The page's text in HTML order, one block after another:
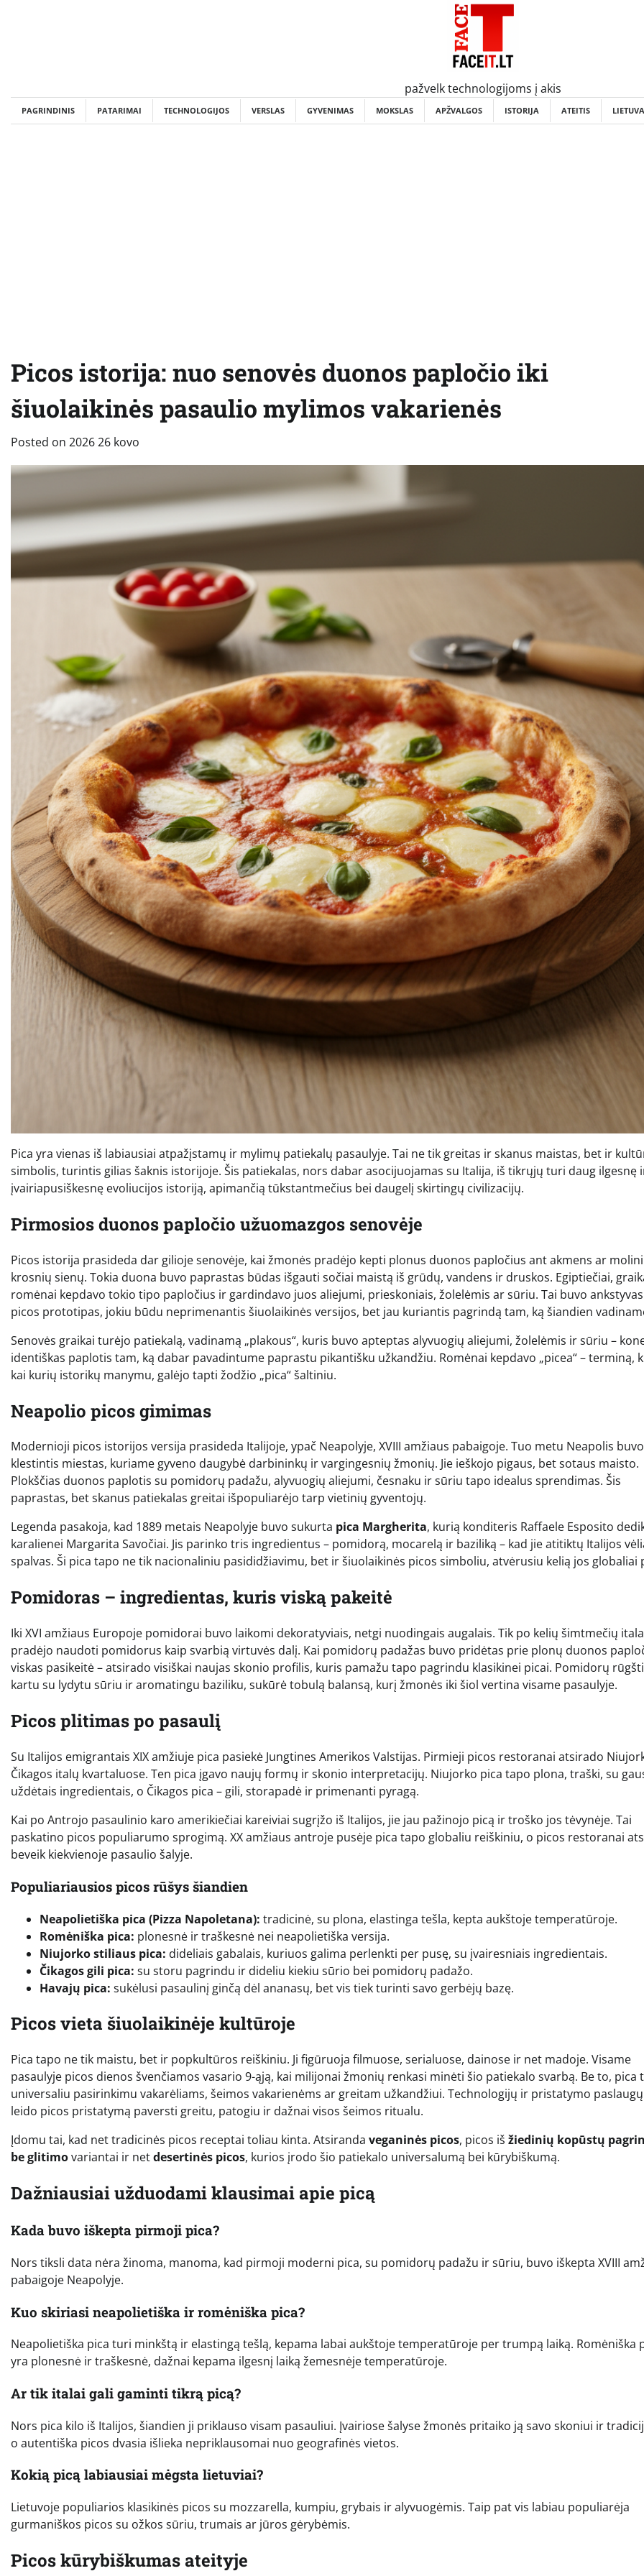
pažvelk technologijoms į akis
PAGRINDINIS PATARIMAI TECHNOLOGIJOS VERSLAS GYVENIMAS MOKSLAS APŽVALGOS ISTORIJA ATEITIS LIETUVA
Picos istorija: nuo senovės duonos papločio iki
šiuolaikinės pasaulio mylimos vakarienės
Posted on 2026 26 kovo
Pica yra vienas iš labiausiai atpažįstamų ir mylimų patiekalų pasaulyje. Tai ne tik greitas ir skanus maistas, bet ir
simbolis, turintis gilias šaknis istorijoje. Šis patiekalas, nors dabar asocijuojamas su Italija, iš tikrųjų turi daug ilgesnę
įvairiapusiškesnę evoliucijos istoriją, apimančią tūkstantmečius bei daugelį skirtingų civilizacijų.
Pirmosios duonos papločio užuomazgos senovėje
Picos istorija prasideda dar gilioje senovėje, kai žmonės pradėjo kepti plonus duonos papločius ant akmens ar
krosnių sienų. Tokia duona buvo paprastas būdas išgauti sočiai maistą iš grūdų, vandens ir druskos. Egiptiečiai,
romėnai kepdavo tokio tipo papločius ir gardindavo juos aliejumi, prieskoniais, žolelėmis ar sūriu. Tai buvo
picos prototipas, jokiu būdu neprimenantis šiuolaikinės versijos, bet jau kuriantis pagrindą tam, ką šiandien
Senovės graikai turėjo patiekalą, vadinamą „plakous“, kuris buvo apteptas alyvuogių aliejumi, žolelėmis ir sūriu –
identiškas paplotis tam, ką dabar pavadintume paprastu pikantišku užkandžiu. Romėnai kepdavo „picea“ – terminą,
kai kurių istorikų manymu, galėjo tapti žodžio „pica“ šaltiniu.
Neapolio picos gimimas
Modernioji picos istorijos versija prasideda Italijoje, ypač Neapolyje, XVIII amžiaus pabaigoje. Tuo metu Neapolis buvo
klestintis miestas, kuriame gyveno daugybė darbininkų ir vargingesnių žmonių. Jie ieškojo pigaus, bet sotaus maisto.
Plokščias duonos paplotis su pomidorų padažu, alyvuogių aliejumi, česnaku ir sūriu tapo idealus sprendimas. Šis
paprastas, bet skanus patiekalas greitai išpopuliarėjo tarp vietinių gyventojų.
Legenda pasakoja, kad 1889 metais Neapolyje buvo sukurta pica Margherita, kurią konditeris Raffaele Esposito
karalienei Margarita Savočiai. Jis parinko tris ingredientus – pomidorą, mocarelą ir baziliką – kad jie atitiktų Italijos
spalvas. Ši pica tapo ne tik nacionaliniu pasididžiavimu, bet ir šiuolaikinės picos simboliu, atvėrusiu kelią jos globaliai
Pomidoras – ingredientas, kuris viską pakeitė
Iki XVI amžiaus Europoje pomidorai buvo laikomi dekoratyviais, netgi nuodingais augalais. Tik po kelių šimtmečių
pradėjo naudoti pomidorus kaip svarbią virtuvės dalį. Kai pomidorų padažas buvo pridėtas prie plonų duonos
viskas pasikeitė – atsirado visiškai naujas skonio profilis, kuris pamažu tapo pagrindu klasikinei picai. Pomidorų
kartu su lydytu sūriu ir aromatingu baziliku, sukūrė tobulą balansą, kurį žmonės iki šiol vertina visame pasaulyje.
Picos plitimas po pasaulį
Su Italijos emigrantais XIX amžiuje pica pasiekė Jungtines Amerikos Valstijas. Pirmieji picos restoranai atsirado
Čikagos italų kvartaluose. Ten pica įgavo naujų formų ir skonio interpretacijų. Niujorko pica tapo plona, traški, su
uždėtais ingredientais, o Čikagos pica – gili, storapadė ir primenanti pyragą.
Kai po Antrojo pasaulinio karo amerikiečiai kareiviai sugrįžo iš Italijos, jie jau pažinojo picą ir troško jos tėvynėje. Tai
paskatino picos populiarumo sprogimą. XX amžiaus antroje pusėje pica tapo globaliu reiškiniu, o picos restoranai
beveik kiekvienoje pasaulio šalyje.
Populiariausios picos rūšys šiandien
Neapolietiška pica (Pizza Napoletana): tradicinė, su plona, elastinga tešla, kepta aukštoje temperatūroje.
Romėniška pica: plonesnė ir traškesnė nei neapolietiška versija.
Niujorko stiliaus pica: dideliais gabalais, kuriuos galima perlenkti per pusę, su įvairesniais ingredientais.
Čikagos gili pica: su storu pagrindu ir dideliu kiekiu sūrio bei pomidorų padažo.
Havajų pica: sukėlusi pasaulinį ginčą dėl ananasų, bet vis tiek turinti savo gerbėjų bazę.
Picos vieta šiuolaikinėje kultūroje
Pica tapo ne tik maistu, bet ir popkultūros reiškiniu. Ji figūruoja filmuose, serialuose, dainose ir net madoje. Visame
pasaulyje picos dienos švenčiamos vasario 9-ąją, kai milijonai žmonių renkasi minėti šio patiekalo svarbą. Be to, pica
universaliu pasirinkimu vakarėliams, šeimos vakarienėms ar greitam užkandžiui. Technologijų ir pristatymo
leido picos pristatymą paversti greitu, patogiu ir dažnai visos šeimos ritualu.
Įdomu tai, kad net tradicinės picos receptai toliau kinta. Atsiranda veganinės picos, picos iš žiedinių kopūstų
be glitimovariantai ir netdesertinės picos, kurios įrodo šio patiekalo universalumą bei kūrybiškumą.
Dažniausiai užduodami klausimai apie picą
Kada buvo iškepta pirmoji pica?
Nors tiksli data nėra žinoma, manoma, kad pirmoji moderni pica, su pomidorų padažu ir sūriu, buvo iškepta XVIII
pabaigoje Neapolyje.
Kuo skiriasi neapolietiška ir romėniška pica?
Neapolietiška pica turi minkštą ir elastingą tešlą, kepama labai aukštoje temperatūroje per trumpą laiką. Romėniška
yra plonesnė ir traškesnė, dažnai kepama ilgesnį laiką žemesnėje temperatūroje.
Ar tik italai gali gaminti tikrą picą?
Nors pica kilo iš Italijos, šiandien ji priklauso visam pasauliui. Įvairiose šalyse žmonės pritaiko ją savo skoniui ir
o autentiška picos dvasia išlieka nepriklausomai nuo geografinės vietos.
Kokią picą labiausiai mėgsta lietuviai?
Lietuvoje populiarios klasikinės picos su mozzarella, kumpiu, grybais ir alyvuogėmis. Taip pat vis labiau populiarėja
gurmaniškos picos su ožkos sūriu, trumais ar jūros gėrybėmis.
Picos kūrybiškumas ateityje